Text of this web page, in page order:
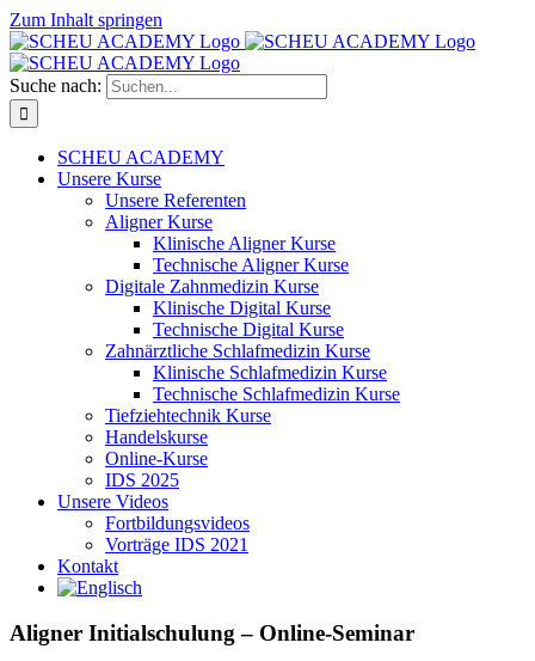
Zum Inhalt springen
Suche nach:
SCHEU ACADEMY
Unsere Kurse
Unsere Referenten
Aligner Kurse
Klinische Aligner Kurse
Technische Aligner Kurse
Digitale Zahnmedizin Kurse
Klinische Digital Kurse
Technische Digital Kurse
Zahnärztliche Schlafmedizin Kurse
Klinische Schlafmedizin Kurse
Technische Schlafmedizin Kurse
Tiefziehtechnik Kurse
Handelskurse
Online-Kurse
IDS 2025
Unsere Videos
Fortbildungsvideos
Vorträge IDS 2021
Kontakt
Aligner Initialschulung – Online-Seminar